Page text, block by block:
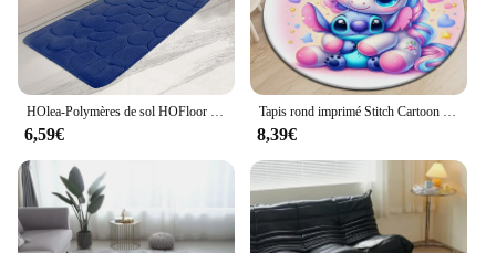
HOlea-Polymères de sol HOFloor de grande taille, absorbant non ald, longue bande de baignoire, polymères de sol, décoration d'intérieur, 19,7x47,2 po, virus
6,59€
Tapis rond imprimé Stitch Cartoon HD, grand tapis en polymères pour animaux de compagnie, tapis cercle doux, tapis de chambre, salon, livraison directe
8,39€